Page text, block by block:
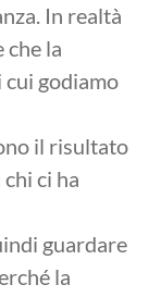
In realtà
che la
godiamo
il risultato
ci ha
guardare
la